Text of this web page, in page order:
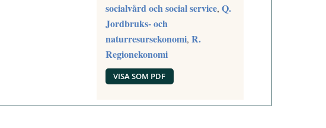
socialvård och social service, Q.
Jordbruks- och
naturresursekonomi, R.
Regionekonomi
VISA SOM PDF